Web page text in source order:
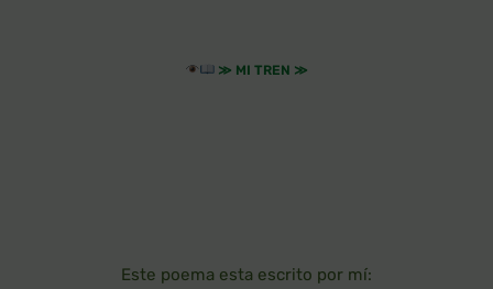
≫ MI TREN ≫
Este poema esta escrito por mí: